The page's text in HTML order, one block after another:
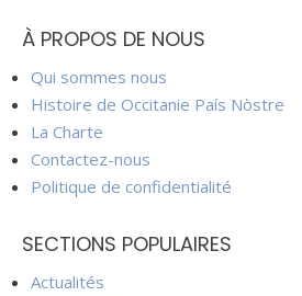
À PROPOS DE NOUS
Qui sommes nous
Histoire de Occitanie País Nòstre
La Charte
Contactez-nous
Politique de confidentialité
SECTIONS POPULAIRES
Actualités